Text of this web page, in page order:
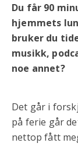
Du får 90
hjemmets
bruker du
musikk,
noe annet?
Det går i
på ferie går
nettop fått